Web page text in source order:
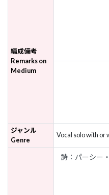
編成備考
Remarks on
Medium
ジャンル
Genre
Vocal solo with or